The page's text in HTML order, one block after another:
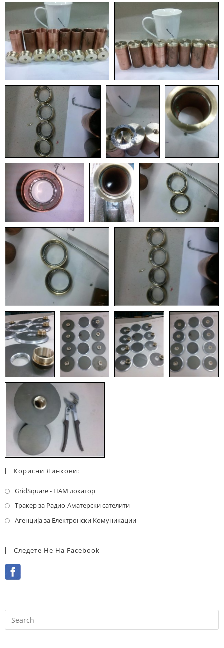
Корисни Линкови:
GridSquare - HAM локатор
Тракер за Радио-Аматерски сателити
Агенција за Електронски Комуникации
Следете Не На Facebook